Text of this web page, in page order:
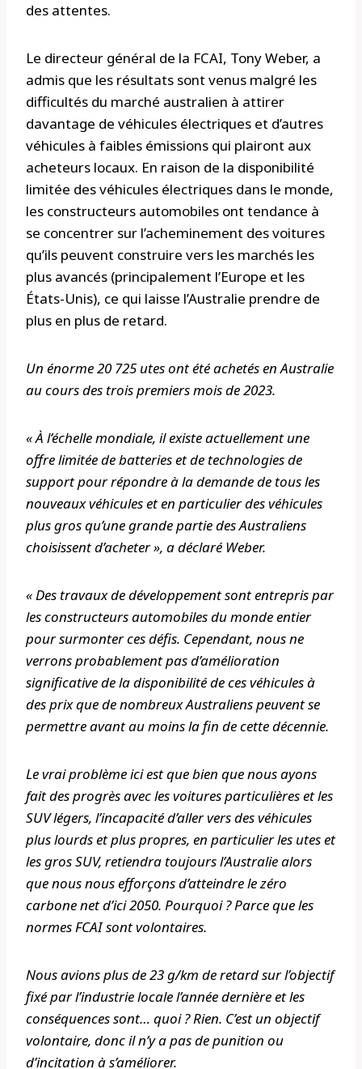
des attentes.
Le directeur général de la FCAI, Tony Weber, a
admis que les résultats sont venus malgré les
difficultés du marché australien à attirer
davantage de véhicules électriques et d’autres
véhicules à faibles émissions qui plairont aux
acheteurs locaux. En raison de la disponibilité
limitée des véhicules électriques dans le monde,
les constructeurs automobiles ont tendance à
se concentrer sur l’acheminement des voitures
qu’ils peuvent construire vers les marchés les
plus avancés (principalement l’Europe et les
États-Unis), ce qui laisse l’Australie prendre de
plus en plus de retard.
Un énorme 20 725 utes ont été achetés en Australie
au cours des trois premiers mois de 2023.
« À l’échelle mondiale, il existe actuellement une
offre limitée de batteries et de technologies de
support pour répondre à la demande de tous les
nouveaux véhicules et en particulier des véhicules
plus gros qu’une grande partie des Australiens
choisissent d’acheter », a déclaré Weber.
« Des travaux de développement sont entrepris par
les constructeurs automobiles du monde entier
pour surmonter ces défis. Cependant, nous ne
verrons probablement pas d’amélioration
significative de la disponibilité de ces véhicules à
des prix que de nombreux Australiens peuvent se
permettre avant au moins la fin de cette décennie.
Le vrai problème ici est que bien que nous ayons
fait des progrès avec les voitures particulières et les
SUV légers, l’incapacité d’aller vers des véhicules
plus lourds et plus propres, en particulier les utes et
les gros SUV, retiendra toujours l’Australie alors
que nous nous efforçons d’atteindre le zéro
carbone net d’ici 2050. Pourquoi ? Parce que les
normes FCAI sont volontaires.
Nous avions plus de 23 g/km de retard sur l’objectif
fixé par l’industrie locale l’année dernière et les
conséquences sont… quoi ? Rien. C’est un objectif
volontaire, donc il n’y a pas de punition ou
d’incitation à s’améliorer.